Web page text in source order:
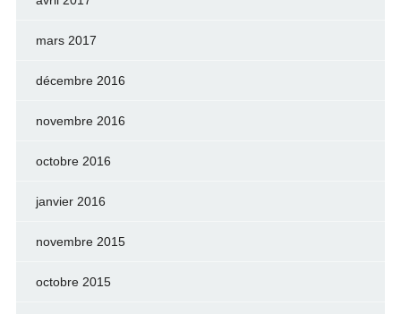
mars 2017
décembre 2016
novembre 2016
octobre 2016
janvier 2016
novembre 2015
octobre 2015